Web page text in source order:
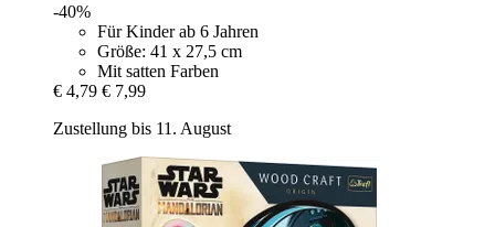
-40%
Für Kinder ab 6 Jahren
Größe: 41 x 27,5 cm
Mit satten Farben
€ 4,79 € 7,99
Zustellung bis 11. August